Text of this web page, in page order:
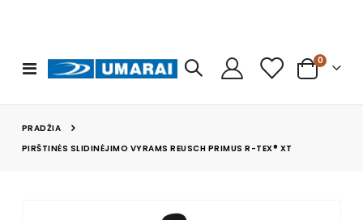
Toggle
Nav
Cart
0prekės
PRADŽIA
PIRŠTINĖS SLIDINĖJIMO VYRAMS REUSCH PRIMUS R-TEX® XT